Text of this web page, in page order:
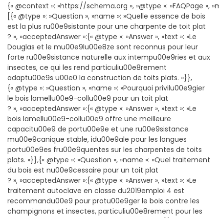
{« @context »: »https://schema.org », »@type »: »FAQPage »,
[{« @type »: »Question », »name »: »Quelle essence de bois
est la plus ru00e9sistante pour une charpente de toit plat
? », »acceptedAnswer »:{« @type »: »Answer », »text »: »Le
Douglas et le mu00e9lu00e8ze sont reconnus pour leur
forte ru00e9sistance naturelle aux intempu00e9ries et aux
insectes, ce qui les rend particuliu00e8rement
adaptu00e9s u00e0 la construction de toits plats. »}},
{« @type »: »Question », »name »: »Pourquoi privilu00e9gier
le bois lamellu00e9-collu00e9 pour un toit plat
? », »acceptedAnswer »:{« @type »: »Answer », »text »: »Le
bois lamellu00e9-collu00e9 offre une meilleure
capacitu00e9 de portu00e9e et une ru00e9sistance
mu00e9canique stable, idu00e9ale pour les longues
portu00e9es fru00e9quentes sur les charpentes de toits
plats. »}},{« @type »: »Question », »name »: »Quel traitement
du bois est nu00e9cessaire pour un toit plat
? », »acceptedAnswer »:{« @type »: »Answer », »text »: »Le
traitement autoclave en classe du2019emploi 4 est
recommandu00e9 pour protu00e9ger le bois contre les
champignons et insectes, particuliu00e8rement pour les